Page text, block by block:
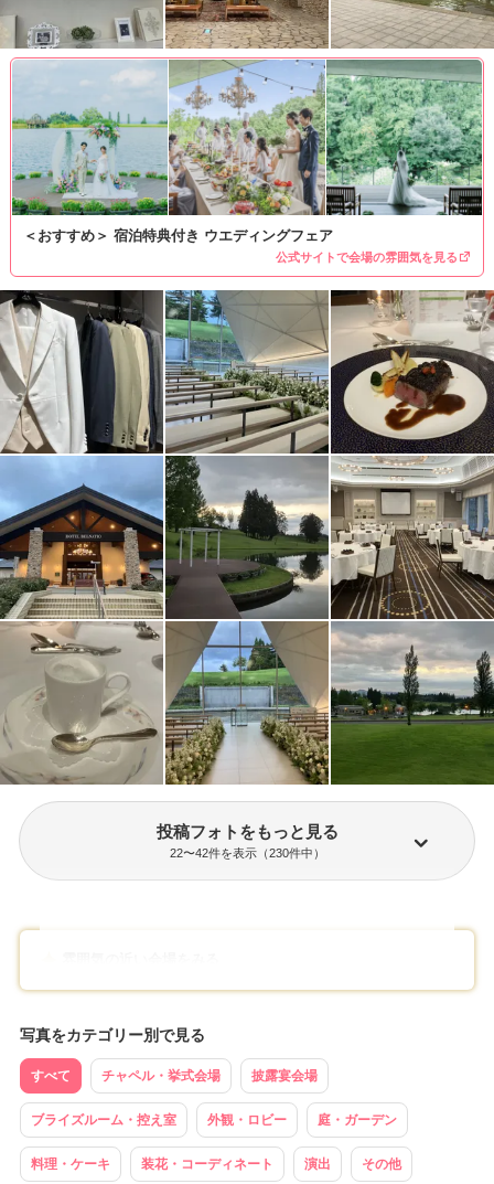
＜おすすめ＞ 宿泊特典付き ウエディングフェア
公式サイトで会場の雰囲気を見る
投稿フォトをもっと見る
22〜42件を表示（230件中）
写真をカテゴリー別で見る
すべて チャペル・挙式会場 披露宴会場
ブライズルーム・控え室 外観・ロビー 庭・ガーデン
料理・ケーキ 装花・コーディネート 演出 その他